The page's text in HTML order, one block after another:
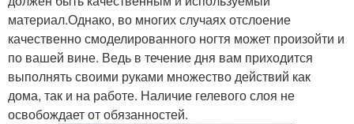
материал.Однако, во многих случаях отслоение
качественно смоделированного ногтя может произойти и
по вашей вине. Ведь в течение дня вам приходится
выполнять своими руками множество действий как
дома, так и на работе. Наличие гелевого слоя не
освобождает от обязанностей.